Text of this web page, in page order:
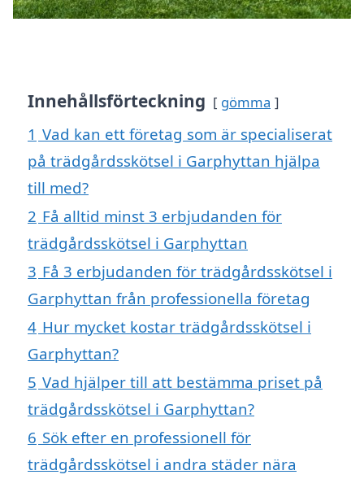
Innehållsförteckning gömma
1 Vad kan ett företag som är specialiserat
på trädgårdsskötsel i Garphyttan hjälpa
till med?
2 Få alltid minst 3 erbjudanden för
trädgårdsskötsel i Garphyttan
3 Få 3 erbjudanden för trädgårdsskötsel i
Garphyttan från professionella företag
4 Hur mycket kostar trädgårdsskötsel i
Garphyttan?
5 Vad hjälper till att bestämma priset på
trädgårdsskötsel i Garphyttan?
6 Sök efter en professionell för
trädgårdsskötsel i andra städer nära